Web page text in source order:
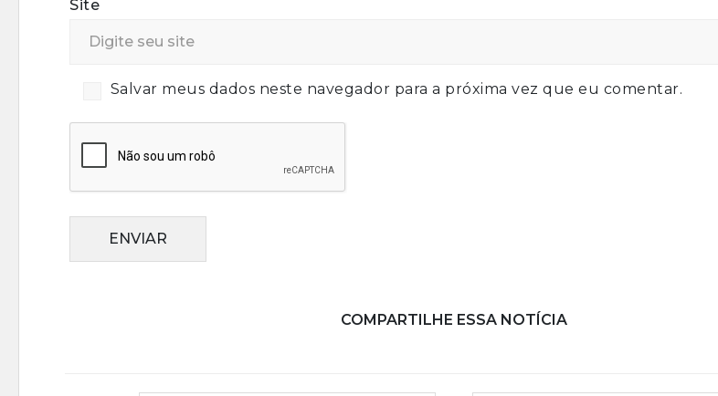
Site
Salvar meus dados neste navegador para a próxima vez que eu comentar.
ENVIAR
COMPARTILHE ESSA NOTÍCIA